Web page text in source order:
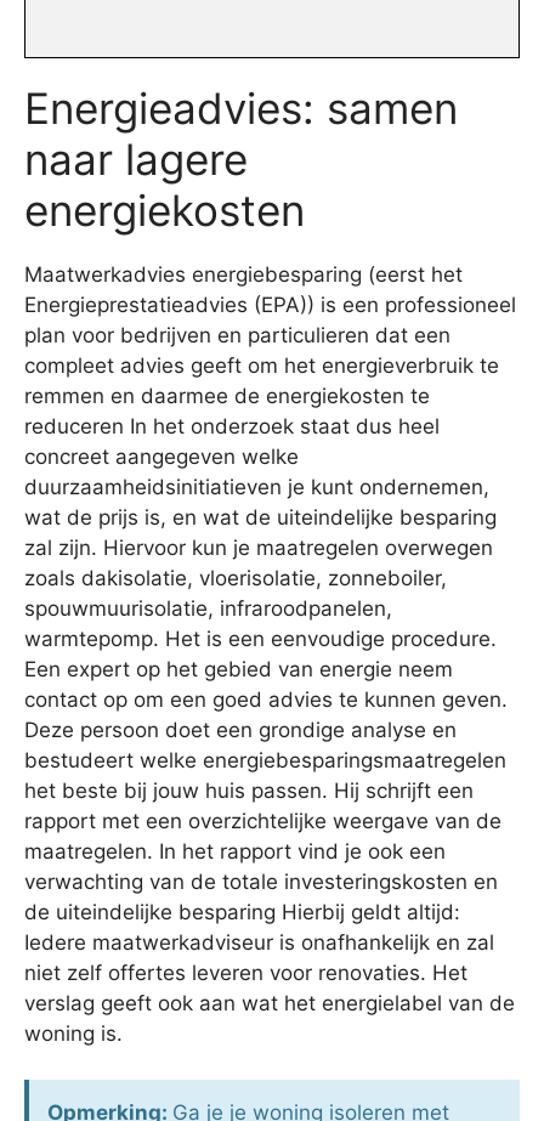
Energieadvies: samen
naar lagere
energiekosten
Maatwerkadvies energiebesparing (eerst het
Energieprestatieadvies (EPA)) is een professioneel
plan voor bedrijven en particulieren dat een
compleet advies geeft om het energieverbruik te
remmen en daarmee de energiekosten te
reduceren In het onderzoek staat dus heel
concreet aangegeven welke
duurzaamheidsinitiatieven je kunt ondernemen,
wat de prijs is, en wat de uiteindelijke besparing
zal zijn. Hiervoor kun je maatregelen overwegen
zoals dakisolatie, vloerisolatie, zonneboiler,
spouwmuurisolatie, infraroodpanelen,
warmtepomp. Het is een eenvoudige procedure.
Een expert op het gebied van energie neem
contact op om een goed advies te kunnen geven.
Deze persoon doet een grondige analyse en
bestudeert welke energiebesparingsmaatregelen
het beste bij jouw huis passen. Hij schrijft een
rapport met een overzichtelijke weergave van de
maatregelen. In het rapport vind je ook een
verwachting van de totale investeringskosten en
de uiteindelijke besparing Hierbij geldt altijd:
Iedere maatwerkadviseur is onafhankelijk en zal
niet zelf offertes leveren voor renovaties. Het
verslag geeft ook aan wat het energielabel van de
woning is.
Opmerking: Ga je je woning isoleren met